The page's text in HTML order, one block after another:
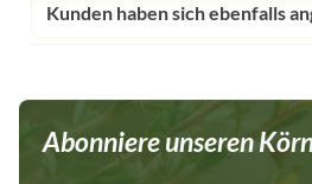
Kunden haben sich ebenfalls
Abonniere unseren